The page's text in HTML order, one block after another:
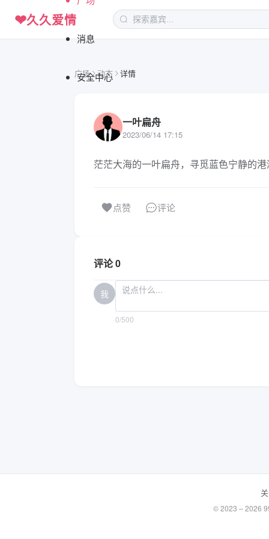
❤久久爱情
消息
安全中心
广场 动态 详情
一叶扁舟
2023/06/14 17:15
茫茫大海的一叶扁舟，寻觅蓝色宁静的
点赞 评论
评论 0
我
0/500
© 2023 – 2026